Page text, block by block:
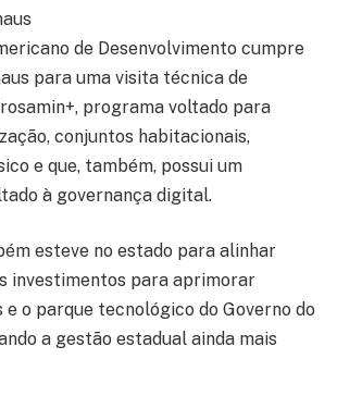
de Desenvolvimento cumpre
para uma visita técnica de
programa voltado para
conjuntos habitacionais,
e que, também, possui um
à governança digital.
esteve no estado para alinhar
investimentos para aprimorar
o parque tecnológico do Governo do
a gestão estadual ainda mais